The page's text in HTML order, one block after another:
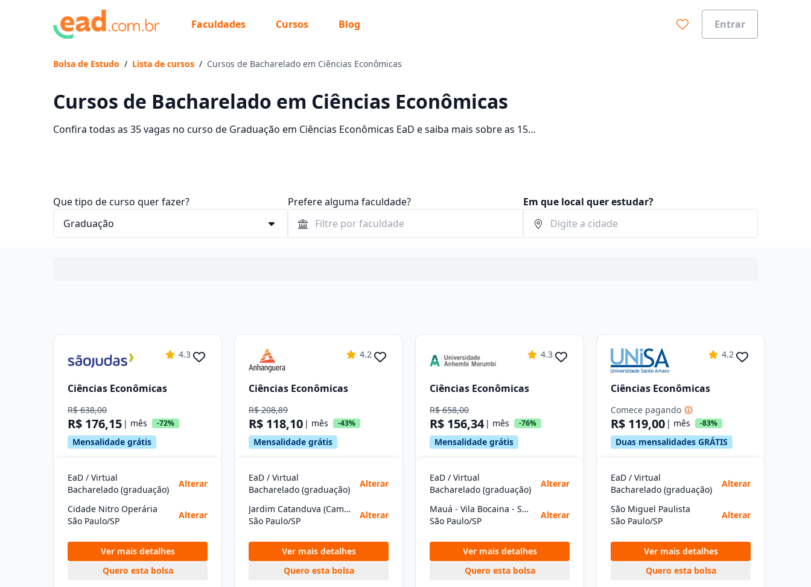
Faculdades Cursos Blog Entrar
Bolsa de Estudo / Lista de cursos / Cursos de Bacharelado em Ciências Econômicas
Cursos de Bacharelado em Ciências Econômicas
Confira todas as 35 vagas no curso de Graduação em Ciências Econômicas EaD e saiba mais sobre as 15
Que tipo de curso quer fazer? Prefere alguma faculdade? Em que local quer estudar?
4.3
Ciências Econômicas
R$ 638,00
R$ 176,15 | mês -72%
Mensalidade grátis
EaD / Virtual
Bacharelado (graduação)
Alterar
Cidade Nitro Operária
São Paulo/SP
Alterar
Ver mais detalhes
Quero esta bolsa
4.2
Ciências Econômicas
R$ 208,89
R$ 118,10 | mês -43%
Mensalidade grátis
EaD / Virtual
Bacharelado (graduação)
Alterar
Jardim Catanduva (Campo Limpo)
São Paulo/SP
Alterar
Ver mais detalhes
Quero esta bolsa
4.3
Ciências Econômicas
R$ 658,00
R$ 156,34 | mês -76%
Mensalidade grátis
EaD / Virtual
Bacharelado (graduação)
Alterar
Mauá - Vila Bocaina - São Paulo
São Paulo/SP
Alterar
Ver mais detalhes
Quero esta bolsa
4.2
Ciências Econômicas
Comece pagando
R$ 119,00 | mês -83%
Duas mensalidades GRÁTIS
EaD / Virtual
Bacharelado (graduação)
Alterar
São Miguel Paulista
São Paulo/SP
Alterar
Ver mais detalhes
Quero esta bolsa